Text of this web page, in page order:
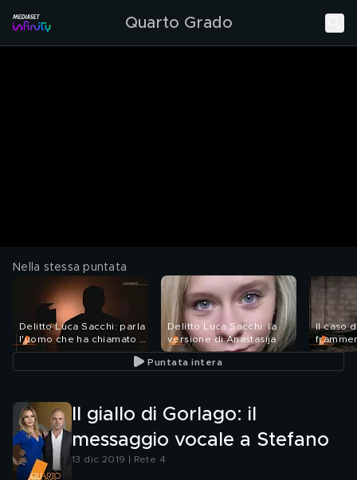
Quarto Grado
Nella stessa puntata
Delitto Luca Sacchi: parla
l'uomo che ha chiamato i
soccorsi
Delitto Luca Sacchi: la
versione di Anastasija
Il caso
Puntata intera
Il giallo di Gorlago: il
messaggio vocale a Stefano
13 dic 2019 | Rete 4